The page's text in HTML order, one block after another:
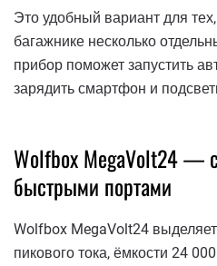
Это удобный вариант для тех,
багажнике несколько
прибор поможет запустить
зарядить смартфон и
Wolfbox MegaVolt24 —
быстрыми портами
Wolfbox MegaVolt24
пикового тока, ёмкости 24